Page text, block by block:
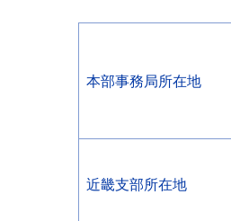
本部事務局所在地
近畿支部所在地